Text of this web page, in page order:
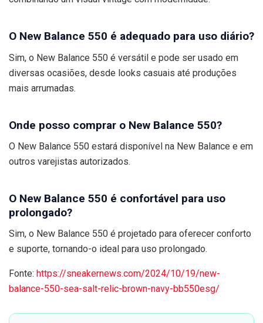
O New Balance 550 é adequado para uso diário?
Sim, o New Balance 550 é versátil e pode ser usado em
diversas ocasiões, desde looks casuais até produções
mais arrumadas.
Onde posso comprar o New Balance 550?
O New Balance 550 estará disponível na New Balance e em
outros varejistas autorizados.
O New Balance 550 é confortável para uso
prolongado?
Sim, o New Balance 550 é projetado para oferecer conforto
e suporte, tornando-o ideal para uso prolongado.
Fonte: https://sneakernews.com/2024/10/19/new-
balance-550-sea-salt-relic-brown-navy-bb550esg/